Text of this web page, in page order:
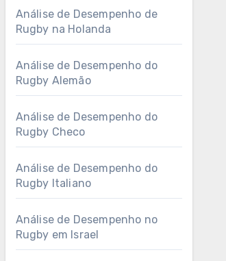
Análise de Desempenho de
Rugby na Holanda
Análise de Desempenho do
Rugby Alemão
Análise de Desempenho do
Rugby Checo
Análise de Desempenho do
Rugby Italiano
Análise de Desempenho no
Rugby em Israel